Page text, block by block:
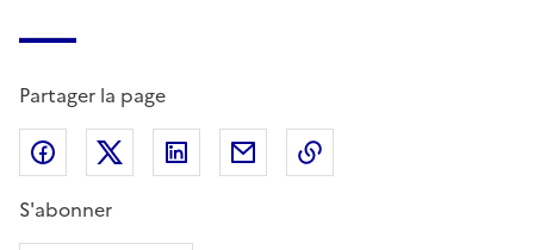
Partager la page
Partager sur Facebook
Partager sur X (anciennement Twitter)
Partager sur LinkedIn
Partager par email
S'abonner